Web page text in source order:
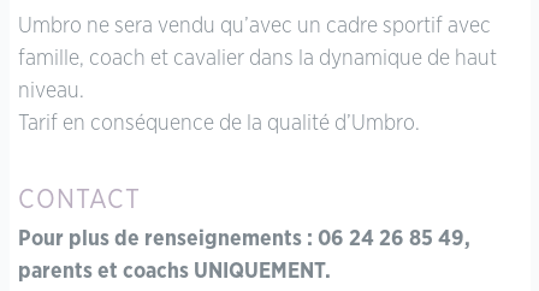
Umbro ne sera vendu qu’avec un cadre sportif avec
famille, coach et cavalier dans la dynamique de haut
niveau.
Tarif en conséquence de la qualité d’Umbro.
CONTACT
Pour plus de renseignements : 06 24 26 85 49,
parents et coachs UNIQUEMENT.